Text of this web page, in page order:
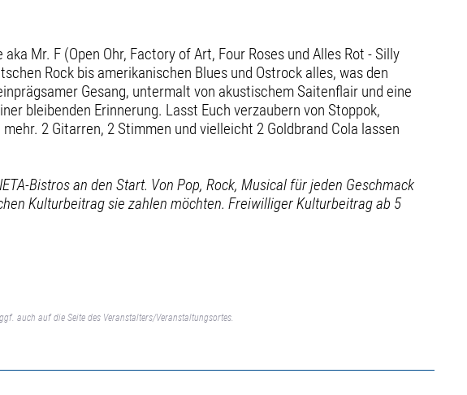
Mr. F (Open Ohr, Factory of Art, Four Roses und Alles Rot - Silly
Rock bis amerikanischen Blues und Ostrock alles, was den
Gesang, untermalt von akustischem Saitenflair und eine
bleibenden Erinnerung. Lasst Euch verzaubern von Stoppok,
2 Gitarren, 2 Stimmen und vielleicht 2 Goldbrand Cola lassen
Bistros an den Start. Von Pop, Rock, Musical für jeden Geschmack
Kulturbeitrag sie zahlen möchten. Freiwilliger Kulturbeitrag ab 5
auch auf die Seite des Veranstalters/Veranstaltungsortes.